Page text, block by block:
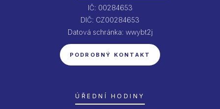
IČ: 00284653
DIČ: CZ00284653
Datová schránka: wwybt2j
PODROBNÝ KONTAKT
ÚŘEDNÍ HODINY